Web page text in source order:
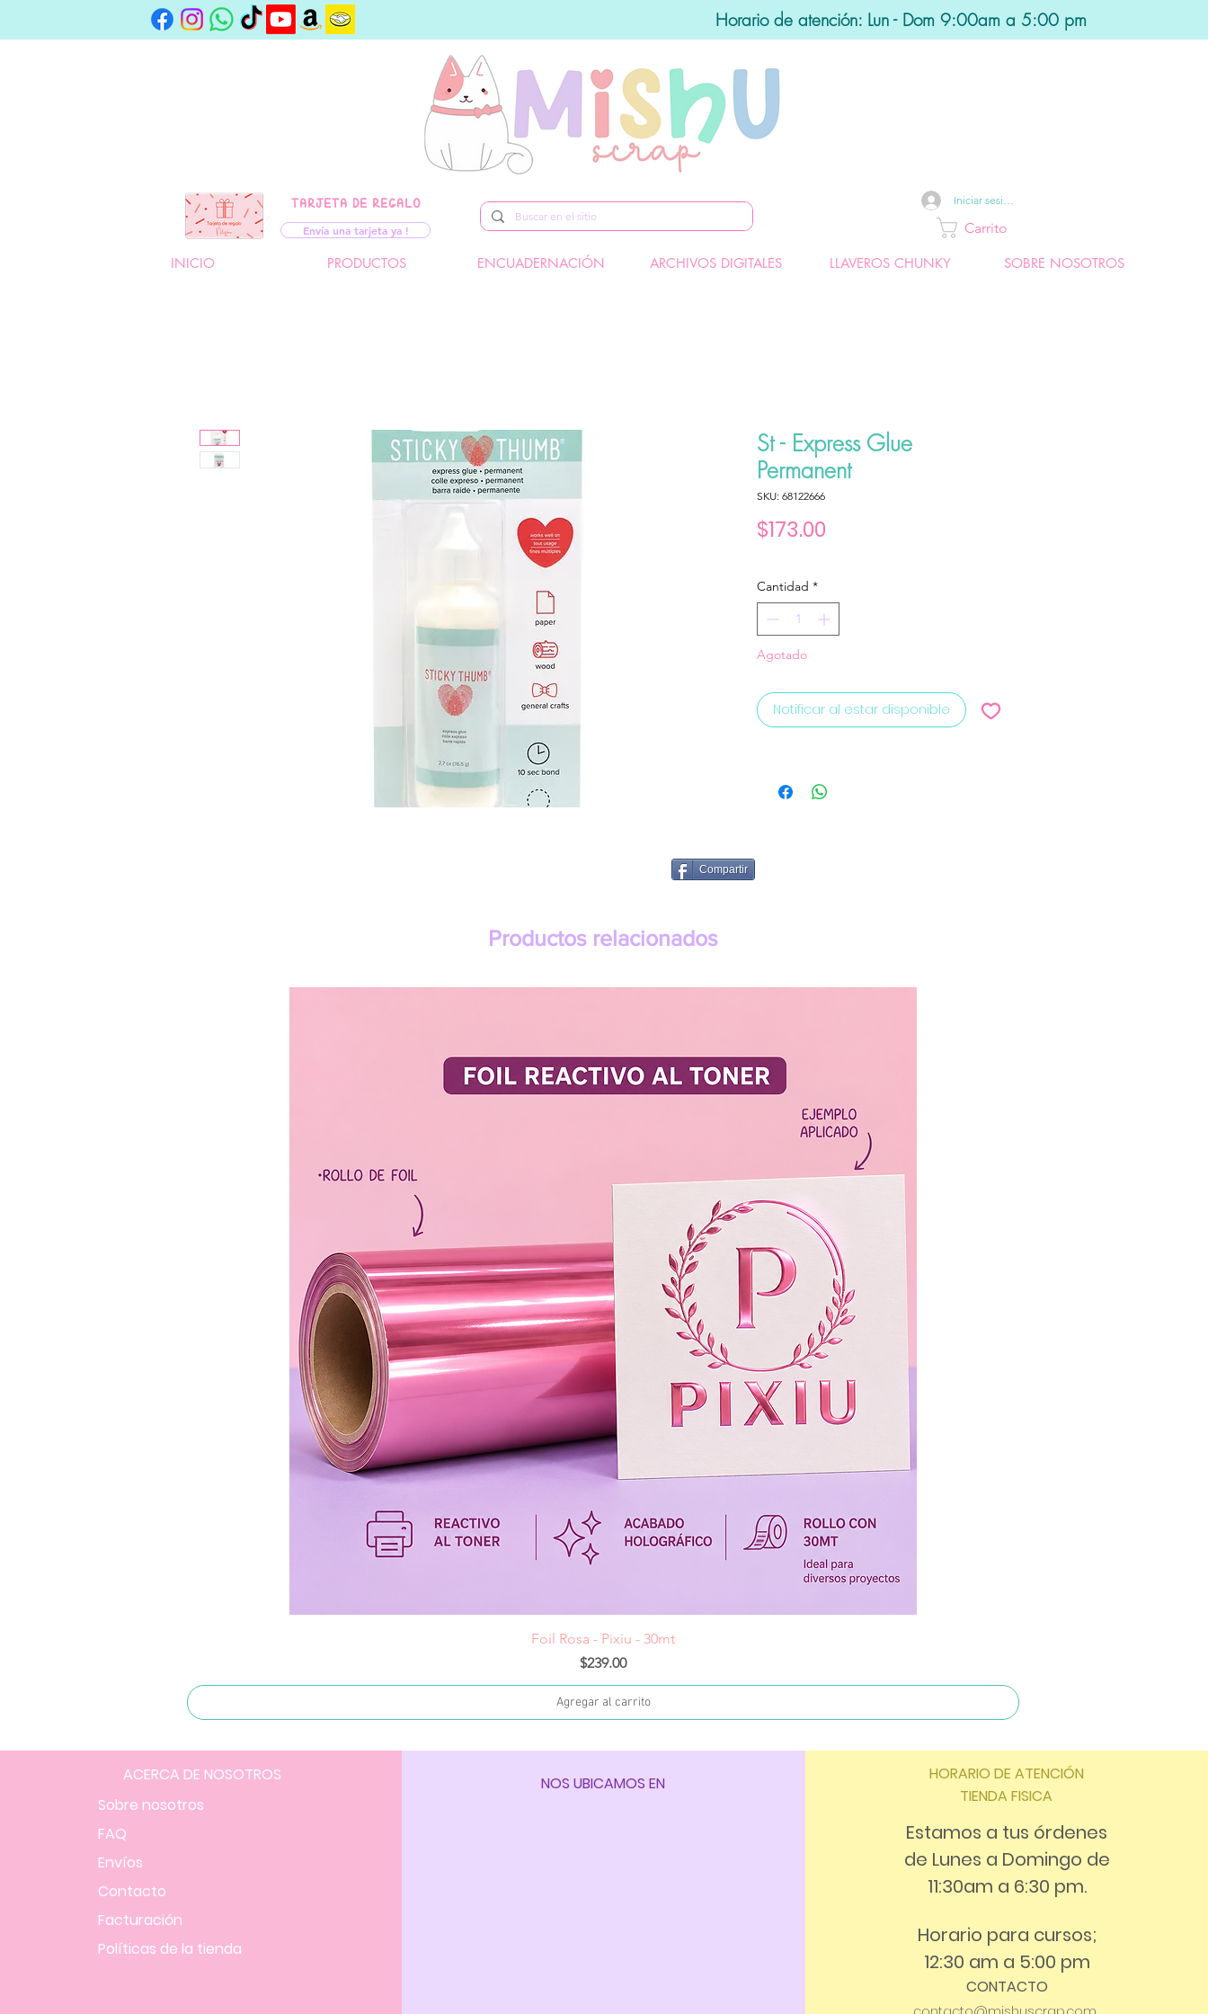
Horario de atención: Lun - Dom 9:00am a 5:00 pm
TARJETA DE REGALO
Envía una tarjeta ya !
Iniciar sesión
Carrito
INICIO PRODUCTOS ENCUADERNACIÓN ARCHIVOS DIGITALES LLAVEROS CHUNKY SOBRE NOSOTROS
St - Express Glue
Permanent
SKU: 68122666
$173.00
Cantidad *
Agotado
Notificar al estar disponible
Compartir
Productos relacionados
Vista rápida
Foil Rosa - Pixiu - 30mt
Precio
$239.00
Agregar al carrito
ACERCA DE NOSOTROS
Sobre nosotros
FAQ
Envíos
Contacto
Facturación
Políticas de la tienda
NOS UBICAMOS EN
HORARIO DE ATENCIÓN
TIENDA FISICA
Estamos a tus órdenes
de Lunes a Domingo de
11:30am a 6:30 pm.
Horario para cursos;
12:30 am a 5:00 pm
CONTACTO